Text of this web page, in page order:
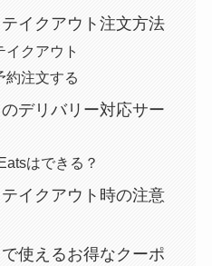
イクアウト注文方法
イクアウト
約注文する
デリバリー対応サー
はできる？
イクアウト時の注意
使えるお得なクーポ